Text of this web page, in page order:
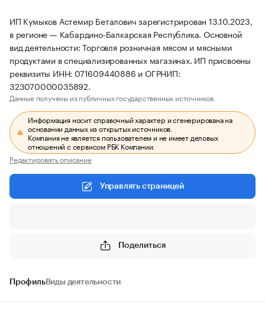
ИП Кумыков Астемир Беталович зарегистрирован 13.10.2023,
в регионе — Кабардино-Балкарская Республика. Основной
вид деятельности: Торговля розничная мясом и мясными
продуктами в специализированных магазинах. ИП присвоены
реквизиты ИНН: 071609440886 и ОГРНИП:
323070000035892.
Данные получены из публичных государственных источников.
Информация носит справочный характер и сгенерирована на
основании данных из открытых источников.
Компания не является пользователем и не имеет деловых
отношений с сервисом РБК Компании.
Редактировать описание
Управлять страницей
Поделиться
ПрофильВиды деятельности